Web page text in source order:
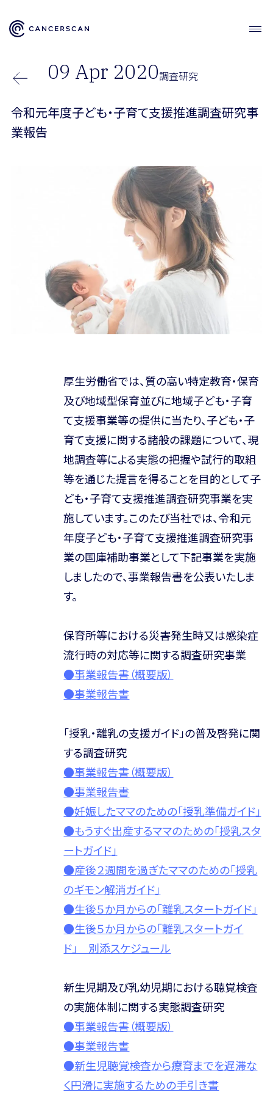
09 Apr 2020調査研究
令和元年度子ども・子育て支援推進調査研究事
業報告
厚生労働省では、質の高い特定教育・保育
及び地域型保育並びに地域子ども・子育
て支援事業等の提供に当たり、子ども・子
育て支援に関する諸般の課題について、現
地調査等による実態の把握や試行的取組
等を通じた提言を得ることを目的として子
ども・子育て支援推進調査研究事業を実
施しています。このたび当社では、令和元
年度子ども・子育て支援推進調査研究事
業の国庫補助事業として下記事業を実施
しましたので、事業報告書を公表いたしま
す。
保育所等における災害発生時又は感染症
流行時の対応等に関する調査研究事業
●事業報告書（概要版）
●事業報告書
「授乳・離乳の支援ガイド」の普及啓発に関
する調査研究
●事業報告書（概要版）
●事業報告書
●妊娠したママのための「授乳準備ガイド」
●もうすぐ出産するママのための「授乳スタ
ートガイド」
●産後２週間を過ぎたママのための「授乳
のギモン解消ガイド」
●生後５か月からの「離乳スタートガイド」
●生後５か月からの「離乳スタートガイ
ド」 別添スケジュール
新生児期及び乳幼児期における聴覚検査
の実施体制に関する実態調査研究
●事業報告書（概要版）
●事業報告書
●新生児聴覚検査から療育までを遅滞な
く円滑に実施するための手引き書